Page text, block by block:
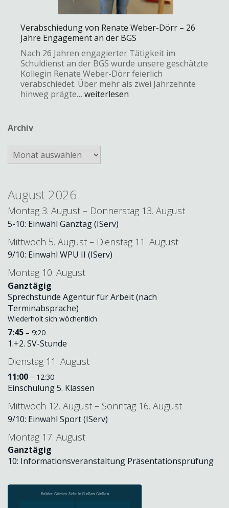
Verabschiedung von Renate Weber-Dörr – 26
Jahre Engagement an der BGS
Nach 26 Jahren engagierter Tätigkeit im
Schuldienst an der BGS wurde unsere geschätzte
Kollegin Renate Weber-Dörr feierlich
verabschiedet. Über mehr als zwei Jahrzehnte
hinweg prägte… weiterlesen
Archiv
August 2026
Montag 3. August – Donnerstag 13. August
5-10: Einwahl Ganztag (IServ)
Mittwoch 5. August – Dienstag 11. August
9/10: Einwahl WPU II (IServ)
Montag 10. August
Ganztägig
Sprechstunde Agentur für Arbeit (nach
Terminabsprache)
Wiederholt sich wöchentlich
7:45 – 9:20
1.+2. SV-Stunde
Dienstag 11. August
11:00 – 12:30
Einschulung 5. Klassen
Mittwoch 12. August – Sonntag 16. August
9/10: Einwahl Sport (IServ)
Montag 17. August
Ganztägig
10: Informationsveranstaltung Präsentationsprüfung